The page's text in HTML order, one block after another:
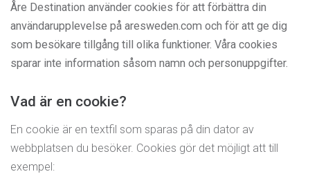
Åre Destination använder cookies för att förbättra din
användarupplevelse på aresweden.com och för att ge dig
som besökare tillgång till olika funktioner. Våra cookies
sparar inte information såsom namn och personuppgifter.
Vad är en cookie?
En cookie är en textfil som sparas på din dator av
webbplatsen du besöker. Cookies gör det möjligt att till
exempel: